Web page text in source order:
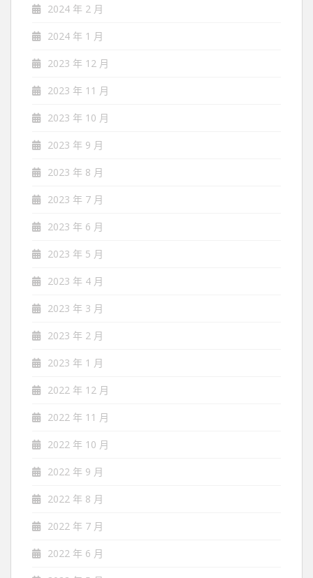
2024 年 2 月
2024 年 1 月
2023 年 12 月
2023 年 11 月
2023 年 10 月
2023 年 9 月
2023 年 8 月
2023 年 7 月
2023 年 6 月
2023 年 5 月
2023 年 4 月
2023 年 3 月
2023 年 2 月
2023 年 1 月
2022 年 12 月
2022 年 11 月
2022 年 10 月
2022 年 9 月
2022 年 8 月
2022 年 7 月
2022 年 6 月